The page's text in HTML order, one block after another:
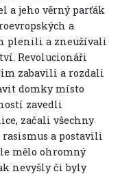
a jeho věrný parťák
a
plenili a zneužívali
Revolucionáři
zabavili a rozdali
domky místo
zavedli
začali všechny
a postavili
mělo ohromný
nevyšly či byly